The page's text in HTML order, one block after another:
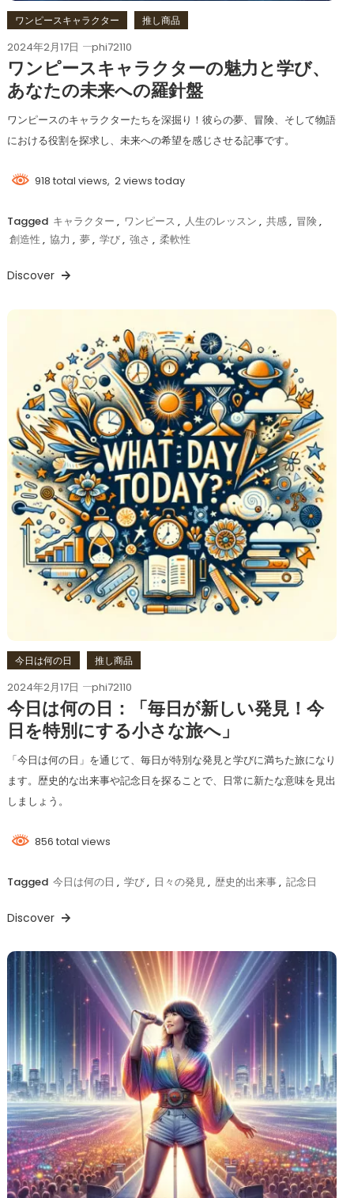
ワンピースキャラクター 推し商品
2024年2月17日 phi72110
ワンピースキャラクターの魅力と学び、
あなたの未来への羅針盤
ワンピースのキャラクターたちを深掘り！彼らの夢、冒険、そして物語
における役割を探求し、未来への希望を感じさせる記事です。
918 total views, 2 views today
Tagged キャラクター , ワンピース , 人生のレッスン , 共感, 冒険,
創造性 , 協力 , 夢, 学び, 強さ , 柔軟性
Discover
今日は何の日 推し商品
2024年2月17日 phi72110
今日は何の日：「毎日が新しい発見！今
日を特別にする小さな旅へ」
「今日は何の日」を通じて、毎日が特別な発見と学びに満ちた旅になり
ます。歴史的な出来事や記念日を探ることで、日常に新たな意味を見出
しましょう。
856 total views
Tagged 今日は何の日 , 学び, 日々の発見, 歴史的出来事, 記念日
Discover